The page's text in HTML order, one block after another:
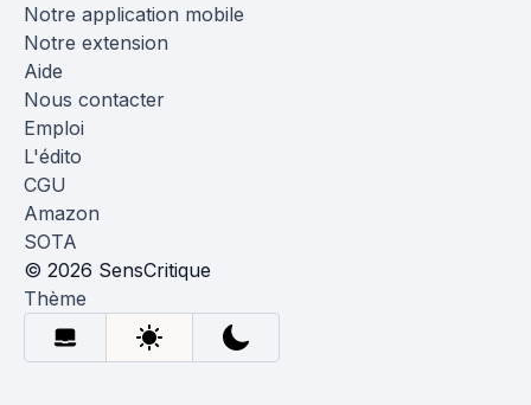
Notre application mobile
Notre extension
Aide
Nous contacter
Emploi
L'édito
CGU
Amazon
SOTA
© 2026 SensCritique
Thème